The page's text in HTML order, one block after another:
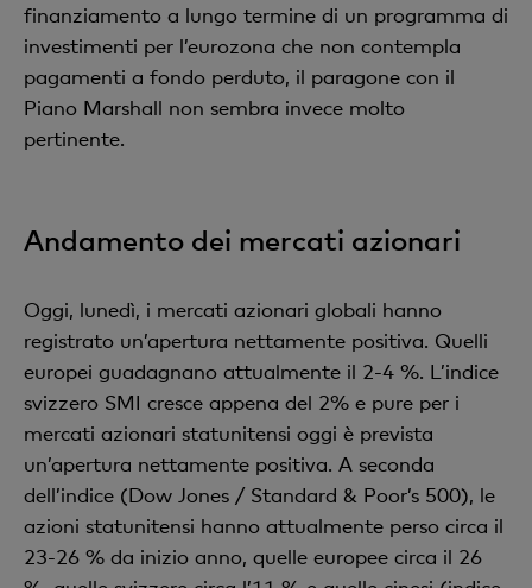
finanziamento a lungo termine di un programma di
investimenti per l’eurozona che non contempla
pagamenti a fondo perduto, il paragone con il
Piano Marshall non sembra invece molto
pertinente.
Andamento dei mercati azionari
Oggi, lunedì, i mercati azionari globali hanno
registrato un’apertura nettamente positiva. Quelli
europei guadagnano attualmente il 2-4 %. L’indice
svizzero SMI cresce appena del 2% e pure per i
mercati azionari statunitensi oggi è prevista
un’apertura nettamente positiva. A seconda
dell’indice (Dow Jones / Standard & Poor’s 500), le
azioni statunitensi hanno attualmente perso circa il
23-26 % da inizio anno, quelle europee circa il 26